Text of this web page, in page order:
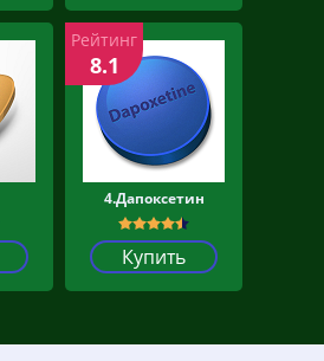
4.Дапоксетин
Купить
Рейтинг
8.1